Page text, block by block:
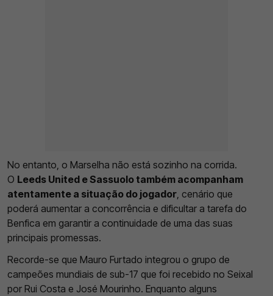
No entanto, o Marselha não está sozinho na corrida.
O Leeds United e Sassuolo também acompanham
atentamente a situação do jogador, cenário que
poderá aumentar a concorrência e dificultar a tarefa do
Benfica em garantir a continuidade de uma das suas
principais promessas.
Recorde-se que Mauro Furtado integrou o grupo de
campeões mundiais de sub-17 que foi recebido no Seixal
por Rui Costa e José Mourinho. Enquanto alguns